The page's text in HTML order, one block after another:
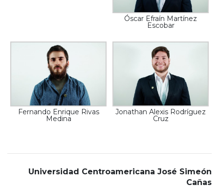
Óscar Efraín Martínez
Escobar
Fernando Enrique Rivas
Medina
Jonathan Alexis Rodríguez
Cruz
Universidad Centroamericana José Simeón
Cañas